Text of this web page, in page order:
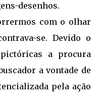
desenhos.
com o olhar
se. Devido o
a procura
a vontade de
pela ação